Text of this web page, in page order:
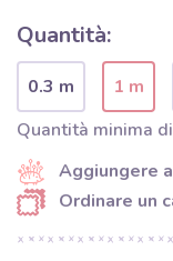
Quantità:
0.3 m 1 m
Quantità minima
Aggiungere
Ordinare un